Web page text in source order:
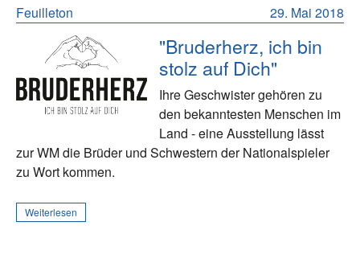
29. Mai 2018
Feuilleton
"Bruderherz, ich bin
stolz auf Dich"
Ihre Geschwister gehören zu
den bekanntesten Menschen im
Land - eine Ausstellung lässt
zur WM die Brüder und Schwestern der Nationalspieler
zu Wort kommen.
Weiterlesen